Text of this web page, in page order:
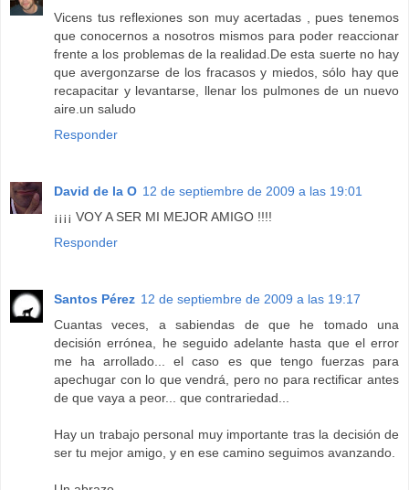
Vicens tus reflexiones son muy acertadas , pues tenemos
que conocernos a nosotros mismos para poder reaccionar
frente a los problemas de la realidad.De esta suerte no hay
que avergonzarse de los fracasos y miedos, sólo hay que
recapacitar y levantarse, llenar los pulmones de un nuevo
aire.un saludo
Responder
David de la O 12 de septiembre de 2009 a las 19:01
¡¡¡¡ VOY A SER MI MEJOR AMIGO !!!!
Responder
Santos Pérez 12 de septiembre de 2009 a las 19:17
Cuantas veces, a sabiendas de que he tomado una
decisión errónea, he seguido adelante hasta que el error
me ha arrollado... el caso es que tengo fuerzas para
apechugar con lo que vendrá, pero no para rectificar antes
de que vaya a peor... que contrariedad...
Hay un trabajo personal muy importante tras la decisión de
ser tu mejor amigo, y en ese camino seguimos avanzando.